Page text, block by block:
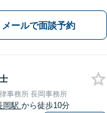
メールで面談予約
事務所 長岡事務所
岡駅 から徒歩10分